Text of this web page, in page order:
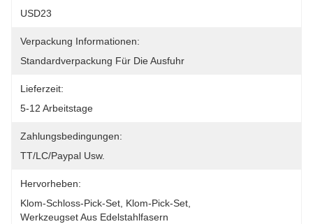
USD23
Verpackung Informationen:
Standardverpackung Für Die Ausfuhr
Lieferzeit:
5-12 Arbeitstage
Zahlungsbedingungen:
TT/LC/paypal Usw.
Hervorheben:
Klom-Schloss-Pick-Set Klom-Pick-Set
Werkzeugset Aus Edelstahlfasern